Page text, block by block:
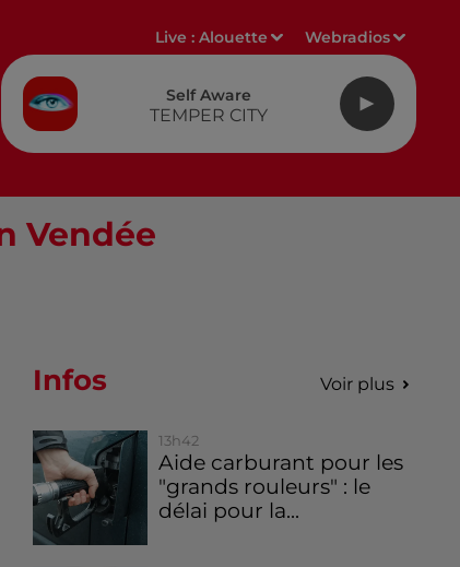
Live :Alouette Webradios
Self Aware
TEMPER CITY
Vendée
Infos Voir plus
13h42
Aide carburant pour les
"grands rouleurs" : le
délai pour la...